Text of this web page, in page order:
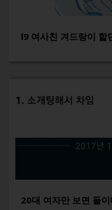
l9 여사친 겨드랑이 핥
20대 여자만 보면 들